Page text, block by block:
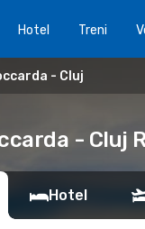
Hotel Treni
- Cluj
- Cluj
Hotel